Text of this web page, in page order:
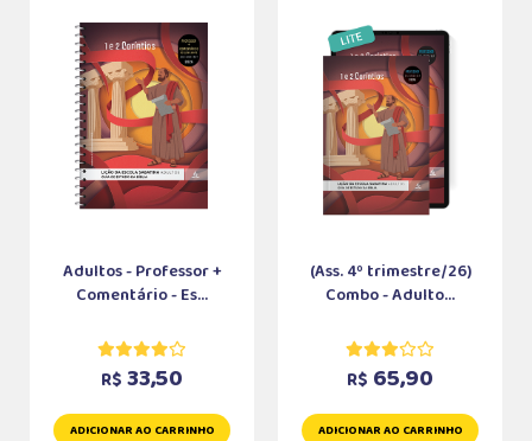
Adultos - Professor +
Comentário - Es...
R$ 33,50
ADICIONAR AO CARRINHO
(Ass. 4º trimestre/26)
Combo - Adulto...
R$ 65,90
ADICIONAR AO CARRINHO